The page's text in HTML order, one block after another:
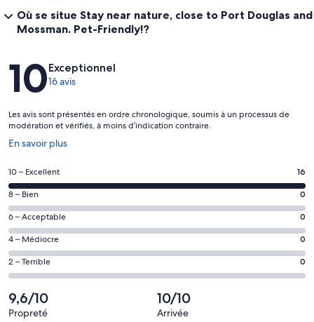
Où se situe Stay near nature, close to Port Douglas and
Mossman. Pet-Friendly!?
Avis
10Exceptionnel
16 avis
Les avis sont présentés en ordre chronologique, soumis à un processus de
modération et vérifiés, à moins d’indication contraire.
En savoir plus
S’ouvre
une
nouvelle
fenêtre
Note
de 10
–
Excellent,
d’après
16 avis
sur 16.
10 – Excellent 16
Note
de 8
–
Bien,
d’après
0 avis
8 – Bien 0
Note
de 6
–
Acceptable,
d’après
0 avis
sur 16.
6 – Acceptable 0
Note
de 4
–
d’après
0 avis
4 – Médiocre 0
Note
de 2
–
Terrible,
2 – Terrible 0
9,6/10
Propreté
10/10
Arrivée